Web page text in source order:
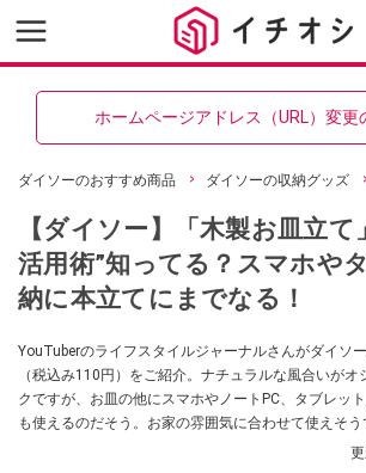
ホームページアドレス（URL）変更
ダイソーのおすすめ商品 ダイソーの収納グッズ
【ダイソー】「木製お皿立て
活用術”知ってる？スマホや
納に本立てにまでなる！
YouTuberのライフスタイルジャーナルさんがダイソ
（税込み110円）をご紹介。ナチュラルな風合いがオ
クですが、お皿の他にスマホやノートPC、タブレッ
も使えるのだそう。お家の雰囲気に合わせて使えそう
更